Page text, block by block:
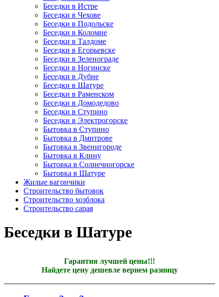
Беседки в Истре
Беседки в Чехове
Беседки в Подольске
Беседки в Коломне
Беседки в Талдоме
Беседки в Егорьевске
Беседки в Зеленограде
Беседки в Ногинске
Беседки в Дубне
Беседки в Шатуре
Беседки в Раменском
Беседки в Домодедово
Беседки в Ступино
Беседки в Электрогорске
Бытовка в Ступино
Бытовка в Дмитрове
Бытовка в Звенигороде
Бытовка в Клину
Бытовка в Солнечногорске
Бытовка в Шатуре
Жилые вагончики
Строительство бытовок
Строительство хозблока
Строительство сарая
Беседки в Шатуре
Гарантия лучшей цены!!!
Найдете цену дешевле вернем разницу